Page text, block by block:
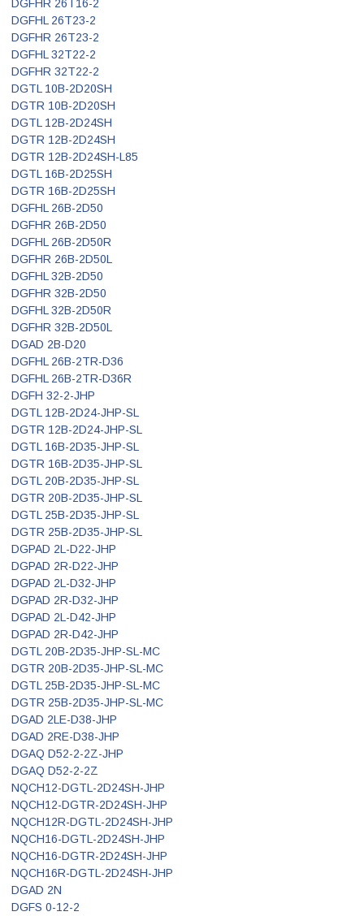
DGFHR 26T16-2
DGFHL 26T23-2
DGFHR 26T23-2
DGFHL 32T22-2
DGFHR 32T22-2
DGTL 10B-2D20SH
DGTR 10B-2D20SH
DGTL 12B-2D24SH
DGTR 12B-2D24SH
DGTR 12B-2D24SH-L85
DGTL 16B-2D25SH
DGTR 16B-2D25SH
DGFHL 26B-2D50
DGFHR 26B-2D50
DGFHL 26B-2D50R
DGFHR 26B-2D50L
DGFHL 32B-2D50
DGFHR 32B-2D50
DGFHL 32B-2D50R
DGFHR 32B-2D50L
DGAD 2B-D20
DGFHL 26B-2TR-D36
DGFHL 26B-2TR-D36R
DGFH 32-2-JHP
DGTL 12B-2D24-JHP-SL
DGTR 12B-2D24-JHP-SL
DGTL 16B-2D35-JHP-SL
DGTR 16B-2D35-JHP-SL
DGTL 20B-2D35-JHP-SL
DGTR 20B-2D35-JHP-SL
DGTL 25B-2D35-JHP-SL
DGTR 25B-2D35-JHP-SL
DGPAD 2L-D22-JHP
DGPAD 2R-D22-JHP
DGPAD 2L-D32-JHP
DGPAD 2R-D32-JHP
DGPAD 2L-D42-JHP
DGPAD 2R-D42-JHP
DGTL 20B-2D35-JHP-SL-MC
DGTR 20B-2D35-JHP-SL-MC
DGTL 25B-2D35-JHP-SL-MC
DGTR 25B-2D35-JHP-SL-MC
DGAD 2LE-D38-JHP
DGAD 2RE-D38-JHP
DGAQ D52-2-2Z-JHP
DGAQ D52-2-2Z
NQCH12-DGTL-2D24SH-JHP
NQCH12-DGTR-2D24SH-JHP
NQCH12R-DGTL-2D24SH-JHP
NQCH16-DGTL-2D24SH-JHP
NQCH16-DGTR-2D24SH-JHP
NQCH16R-DGTL-2D24SH-JHP
DGAD 2N
DGFS 0-12-2